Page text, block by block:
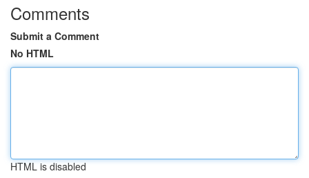
Comments
Submit a Comment
No HTML
HTML is disabled